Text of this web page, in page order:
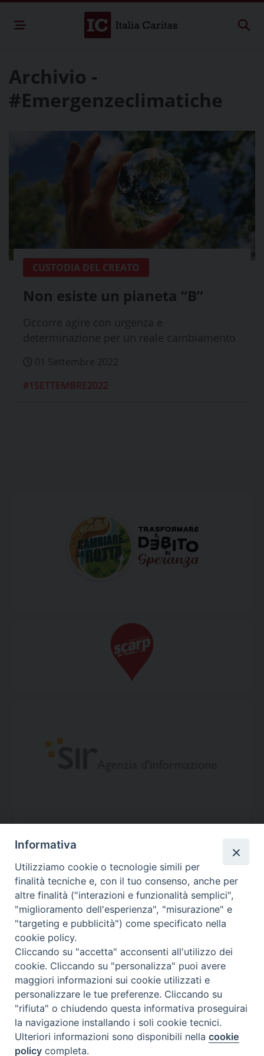
Archivio -
#Emergenzeclimatiche
CUSTODIA DEL CREATO
Non esiste un pianeta “B”
Occorre agire con urgenza e
determinazione per un reale cambiamento
01 Settembre 2022
#1SETTEMBRE2022
Contatti
Via Aurelia 796
00165 – Roma
tel: +39 06 661 771
email: segreteria@caritas.it
Informativa
Utilizziamo cookie o tecnologie simili per
finalità tecniche e, con il tuo consenso, anche per
altre finalità ("interazioni e funzionalità semplici",
"miglioramento dell'esperienza", "misurazione" e
"targeting e pubblicità") come specificato nella
cookie policy.
Cliccando su "accetta" acconsenti all'utilizzo dei
cookie. Cliccando su "personalizza" puoi avere
maggiori informazioni sui cookie utilizzati e
personalizzare le tue preferenze. Cliccando su
"rifiuta" o chiudendo questa informativa proseguirai
la navigazione installando i soli cookie tecnici.
Ulteriori informazioni sono disponibili nellacookie
policy completa.